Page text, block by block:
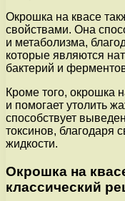
Окрошка на квасе
свойствами. Она
и метаболизма,
которые являются
бактерий и
Кроме того, окрошка
и помогает утолить
способствует
токсинов, благодаря
жидкости.
Окрошка на
классический